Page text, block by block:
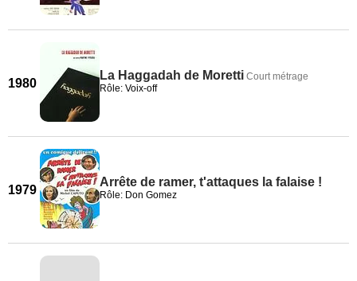
1980
La Haggadah de Moretti Court métrage
Rôle: Voix-off
1979
Arrête de ramer, t'attaques la falaise !
Rôle: Don Gomez